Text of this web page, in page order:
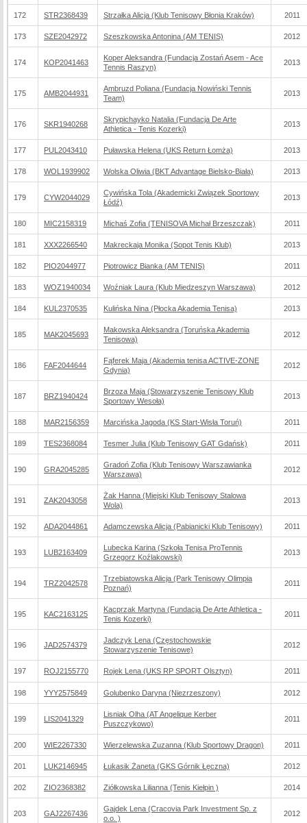
172 STR2368439 Strzałka Alicja (Klub Tenisowy Błonia Kraków) 2011
173 SZE2042972 Szeszkowska Antonina (AM TENIS) 2012
174 KOP2041463
Koper Aleksandra (Fundacja Zostań Asem - Ace
Tennis Raszyn)
2013
175 AMB2044931
Ambruzd Poliana (Fundacja Nowiński Tennis
Team)
2013
176 SKR1940268
Skrypichayko Natalia (Fundacja De Arte
Athletica - Tenis Kozerki)
2013
177 PUL2043410 Puławska Helena (UKS Return Łomża) 2013
178 WOL1939902 Wolska Oliwia (BKT Advantage Bielsko-Biała) 2013
179 CYW2044029
Cywińska Tola (Akademicki Związek Sportowy
Łódź)
2013
180 MIC2158319 Michaś Zofia (TENISOVA Michał Brzeszczak) 2011
181 XXX2266540 Makreckaja Monika (Sopot Tenis Klub) 2013
182 PIO2044977 Piotrowicz Bianka (AM TENIS) 2011
183 WOZ1940034 Woźniak Laura (Klub Miedzeszyn Warszawa) 2012
184 KUL2370535 Kulińska Nina (Płocka Akademia Tenisa) 2013
185 MAK2045693
Makowska Aleksandra (Toruńska Akademia
Tenisowa)
2012
186 FAF2044644
Fąferek Maja (Akademia tenisa ACTIVE-ZONE
Gdynia)
2012
187 BRZ1940424
Brzoza Maja (Stowarzyszenie Tenisowy Klub
Sportowy Wesoła)
2013
188 MAR2156359 Marcińska Jagoda (KS Start-Wisła Toruń) 2011
189 TES2368084 Tesmer Julia (Klub Tenisowy GAT Gdańsk) 2011
190 GRA2045285
Gradoń Zofia (Klub Tenisowy Warszawianka
Warszawa)
2012
191 ZAK2043058
Żak Hanna (Miejski Klub Tenisowy Stalowa
Wola)
2013
192 ADA2044861 Adamczewska Alicja (Pabianicki Klub Tenisowy) 2011
193 LUB2163409
Lubecka Karina (Szkoła Tenisa ProTennis
Grzegorz Koźlakowski)
2013
194 TRZ2042578
Trzebiatowska Alicja (Park Tenisowy Olimpia
Poznań)
2011
195 KAC2163125
Kacprzak Martyna (Fundacja De Arte Athletica -
Tenis Kozerki)
2011
196 JAD2574379
Jadczyk Lena (Częstochowskie
Stowarzyszenie Tenisowe)
2012
197 ROJ2155770 Rojek Lena (UKS RP SPORT Olsztyn) 2011
198 YYY2575849 Golubenko Daryna (Niezrzeszony) 2012
199 LIS2041329
Lisniak Olha (AT Angelique Kerber
Puszczykowo)
2011
200 WIE2267330 Wierzelewska Zuzanna (Klub Sportowy Dragon) 2011
201 LUK2146945 Łukasik Żaneta (GKS Górnik Łęczna) 2012
202 ZIO2368382 Ziółkowska Lilianna (Tenis Kiełpin ) 2014
203 GAJ2267436
Gajdek Lena (Cracovia Park Investment Sp. z
o.o. )
2012